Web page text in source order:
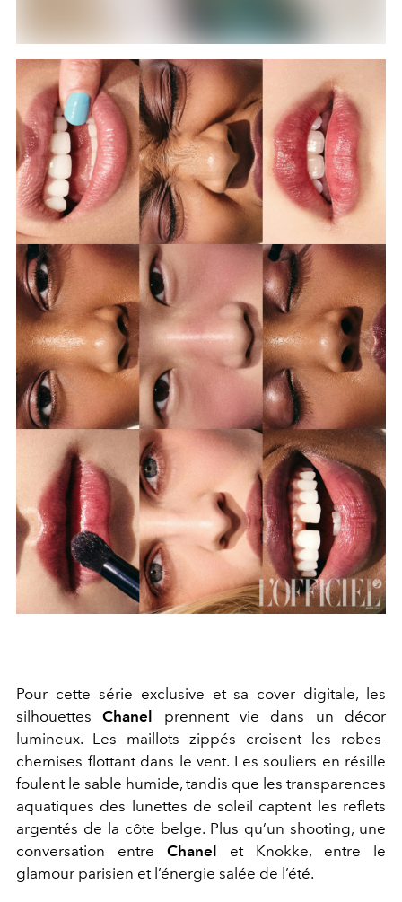
Pour cette série exclusive et sa cover digitale, les
silhouettesChanel
prennent vie dans un décor
lumineux. Les maillots zippés croisent les robes-
chemises flottant dans le vent. Les souliers en résille
foulent le sable humide, tandis que les transparences
aquatiques des lunettes de soleil captent les reflets
argentés de la côte belge. Plus qu’un shooting, une
conversation entre Chanel
et Knokke, entre le
glamour parisien et l’énergie salée de l’été.